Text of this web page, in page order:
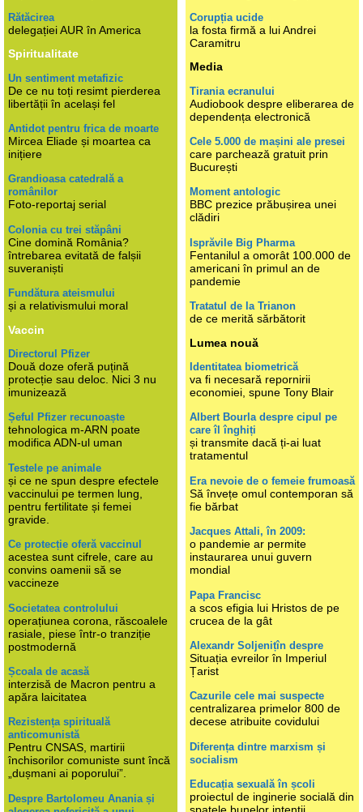
Rătăcirea
delegației AUR în America
Spiritualitate
Un sentiment metafizic
De ce nu toți resimt pierderea
libertății în același fel
Antidot pentru frica de moarte
Mircea Eliade și moartea ca
inițiere
Grandioasa catedrală a
românilor
Foto-reportaj serial
Colonia cu trei stăpâni
Cine domină România?
întrebarea evitată de falșii
suveraniști
Fundătura ateismului
și a relativismului moral
Vaccin
Directorul Pfizer
Două doze oferă puțină
protecție sau deloc. Nici 3 nu
imunizează
Șeful Pfizer recunoaște
tehnologica m-ARN poate
modifica ADN-ul uman
Testele pe animale
și ce ne spun despre efectele
vaccinului pe termen lung,
pentru fertilitate și femei
gravide.
Ce protecție oferă vaccinul
acestea sunt cifrele, care au
convins oamenii să se
vaccineze
Societatea controlului
operațiunea corona, răscoalele
rasiale, piese într-o tranziție
postmodernă
Școala de acasă
interzisă de Macron pentru a
apăra laicitatea
Rezistența spirituală
anticomunistă
Pentru CNSAS, martirii
închisorilor comuniste sunt încă
„dușmani ai poporului”.
Despre Bartolomeu Anania și
Corupția ucide
la fosta firmă a lui Andrei
Caramitru
Media
Tirania ecranului
Audiobook despre eliberarea de
dependența electronică
Cele 5.000 de mașini ale presei
care parchează gratuit prin
București
Moment antologic
BBC prezice prăbușirea unei
clădiri
Isprăvile Big Pharma
Fentanilul a omorât 100.000 de
americani în primul an de
pandemie
Tratatul de la Trianon
de ce merită sărbătorit
Lumea nouă
Identitatea biometrică
va fi necesară repornirii
economiei, spune Tony Blair
Albert Bourla despre cipul pe
care îl înghiți
și transmite dacă ți-ai luat
tratamentul
Era nevoie de o femeie frumoasă
Să învețe omul contemporan să
fie bărbat
Jacques Attali, în 2009:
o pandemie ar permite
instaurarea unui guvern
mondial
Papa Francisc
a scos efigia lui Hristos de pe
crucea de la gât
Alexandr Soljenițîn despre
Situația evreilor în Imperiul
Țarist
Cazurile cele mai suspecte
centralizarea primelor 800 de
decese atribuite covidului
Diferența dintre marxism și
socialism
Educația sexuală în școli
proiectul de inginerie socială din